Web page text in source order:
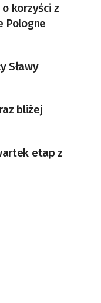
korzyści z
Pologne
Sławy
bliżej
etap z